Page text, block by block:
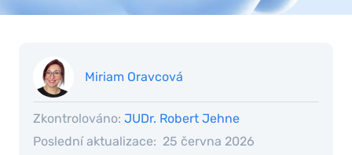
Miriam Oravcová
Poslední aktualizace: 25 června 2026
Zkontrolováno: JUDr. Robert Jehne